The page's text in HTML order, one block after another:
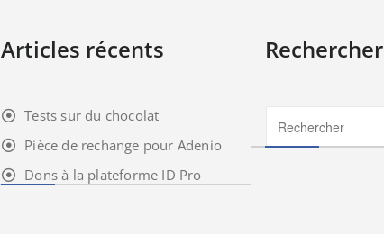
Articles récents
Tests sur du chocolat
Pièce de rechange pour Adenio
Dons à la plateforme ID Pro
Rechercher